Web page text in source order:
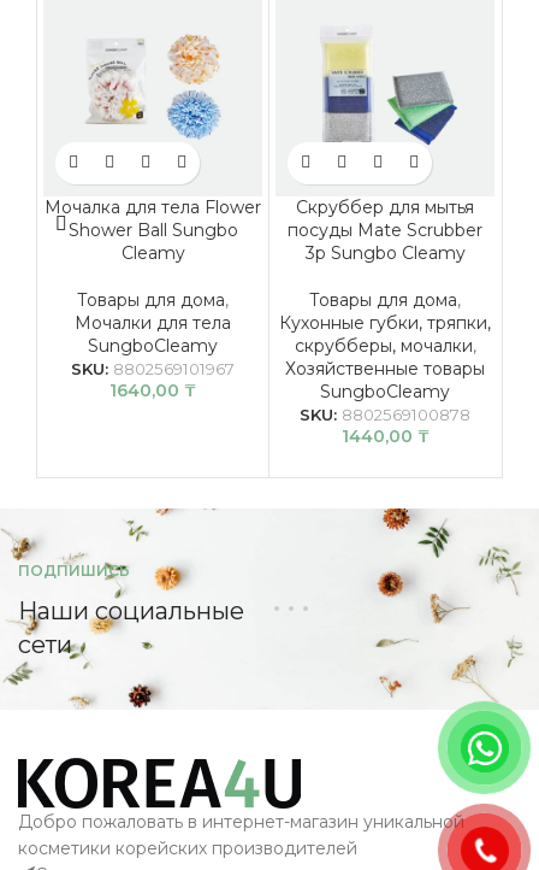
Мочалка для тела Flower
Shower Ball Sungbo
Cleamy
Товары для дома,
Мочалки для тела
SungboCleamy
SKU: 8802569101967
1640,00 ₸
Скруббер для мытья
посуды Mate Scrubber
3p Sungbo Cleamy
Товары для дома,
Кухонные губки, тряпки,
скрубберы, мочалки,
Хозяйственные товары
SungboCleamy
SKU: 8802569100878
1440,00 ₸
ПОДПИШИСЬ
Наши социальные
сети
Добро пожаловать в интернет-магазин уникальной
косметики корейских производителей